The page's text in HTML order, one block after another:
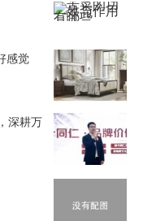
感觉
深耕万